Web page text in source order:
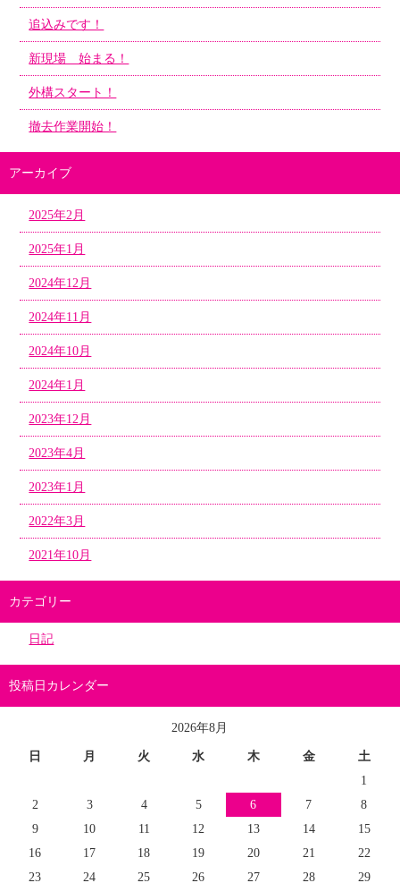
追込みです！
新現場 始まる！
外構スタート！
撤去作業開始！
アーカイブ
2025年2月
2025年1月
2024年12月
2024年11月
2024年10月
2024年1月
2023年12月
2023年4月
2023年1月
2022年3月
2021年10月
カテゴリー
日記
投稿日カレンダー
2026年8月
日 月 火 水 木 金
土
1
2
3 4 5 6 7
8
9
10 11 12 13 14
15
16
17 18 19 20 21
22
23
24 25 26 27 28 29